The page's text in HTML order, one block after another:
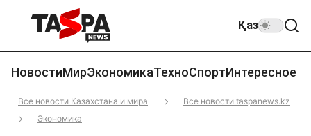
Қаз
НовостиМирЭкономикаТехноСпортИнтересное
Все новости Казахстана и мира
Все новости taspanews.kz
Экономика